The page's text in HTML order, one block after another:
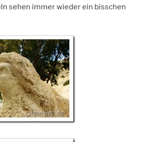
sehen immer wieder ein bisschen